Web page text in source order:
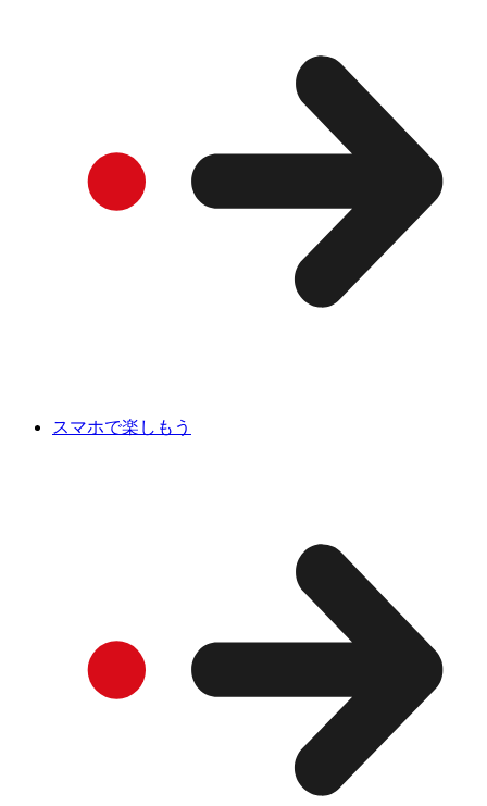
スマホで楽しもう